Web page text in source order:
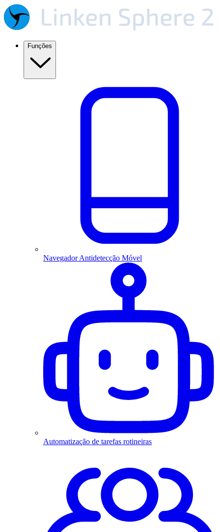
Funções
Navegador Antidetecção Móvel
Automatização de tarefas rotineiras